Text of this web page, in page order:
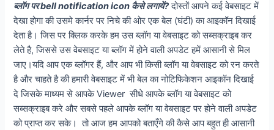
ब्लॉग पर bell notification icon कैसे लगायें?दोस्तों आपने कई वेबसाइट में
देखा होगा की उसमे कार्नर पर निचे की ओर एक बेल (घंटी) का आइकॉन दिखाई
देता है। जिस पर क्लिक करके हम उस ब्लॉग या वेबसाइट को सब्सक्राइब कर
लेते है, जिससे उस वेबसाइट या ब्लॉग में होने वाली अपडेट हमें आसानी से मिल
जाए।यदि आप एक ब्लॉगर हैं, और आप भी किसी ब्लॉग या वेबसाइट को रन करते
है और चाहते है की हमारी वेबसाइट में भी बेल का नोटिफिकेशन आइकॉन दिखाई
दे जिसके माध्यम से आपके Viewer सीधे आपके ब्लॉग या वेबसाइट को
सब्सक्राइब करे और सबसे पहले आपके ब्लॉग या वेबसाइट पर होने वाली अपडेट
को प्राप्त कर सके। तो आज हम आपको बताएँगे की कैसे आप बहुत ही आसानी